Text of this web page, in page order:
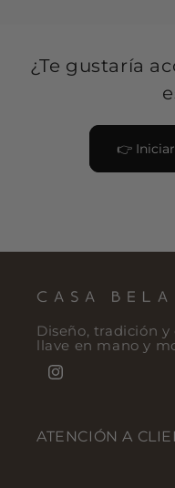
¿Te gustaría
👉
Diseño, tradición
llave en mano y
Instagram
ATENCIÓN A